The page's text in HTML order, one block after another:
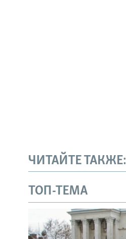
ЧИТАЙТЕ ТАКЖЕ:
ТОП-ТЕМА